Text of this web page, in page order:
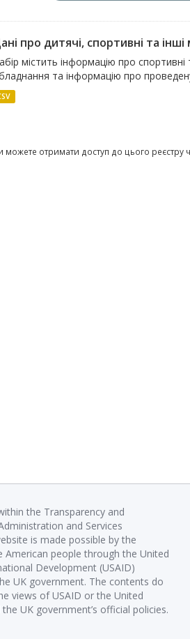
про дитячі, спортивні та
містить інформацію про
та інформацію про
можете отримати доступ до цього реєстру
the Transparency and
and Services
is made possible by the
American people through the United
Development (USAID)
UK government. The contents do
views of USAID or the United
UK government’s official policies.